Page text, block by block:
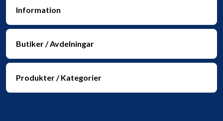
Information
Butiker / Avdelningar
Produkter / Kategorier